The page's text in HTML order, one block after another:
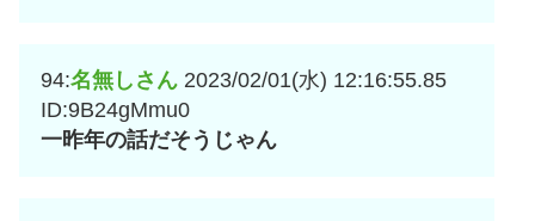
94:名無しさん 2023/02/01(水) 12:16:55.85
ID:9B24gMmu0
一昨年の話だそうじゃん